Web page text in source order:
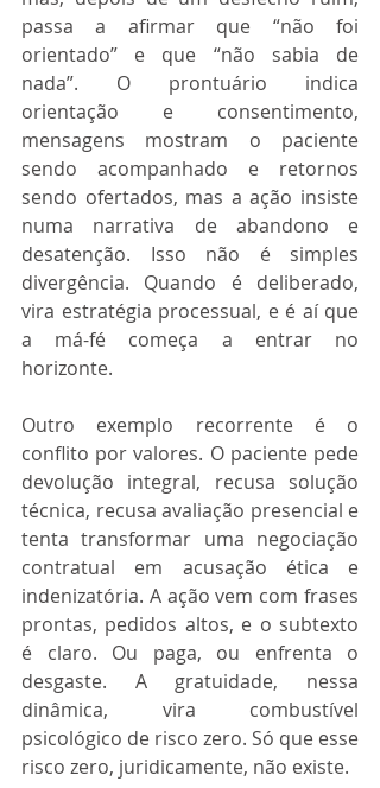
passa a afirmar que “não foi
orientado” e que “não sabia de
nada”. O prontuário indica
orientação e consentimento,
mensagens mostram o paciente
sendo acompanhado e retornos
sendo ofertados, mas a ação insiste
numa narrativa de abandono e
desatenção. Isso não é simples
divergência. Quando é deliberado,
vira estratégia processual, e é aí que
a má-fé começa a entrar no
horizonte.
Outro exemplo recorrente é o
conflito por valores. O paciente pede
devolução integral, recusa solução
técnica, recusa avaliação presencial e
tenta transformar uma negociação
contratual em acusação ética e
indenizatória. A ação vem com frases
prontas, pedidos altos, e o subtexto
é claro. Ou paga, ou enfrenta o
desgaste. A gratuidade, nessa
dinâmica, vira combustível
psicológico de risco zero. Só que esse
risco zero, juridicamente, não existe.